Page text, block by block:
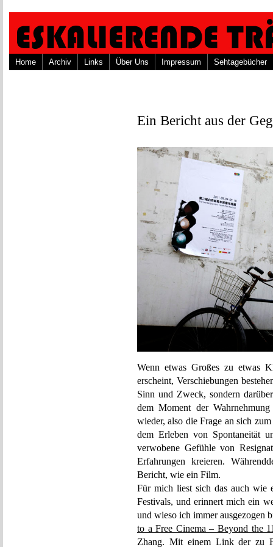
Home Archiv Links Über Uns Impressum Sehtagebücher
Ein Bericht aus der
Wenn etwas Großes zu etwas
erscheint, Verschiebungen
Sinn und Zweck, sondern
dem Moment der
wieder, also die Frage an sich
dem Erleben von Spontaneität
verwobene Gefühle von
Erfahrungen kreieren.
Bericht, wie ein Film.
Für mich liest sich das auch wie
Festivals, und erinnert mich ein
und wieso ich immer ausgezogen
to a Free Cinema – Beyond the
Zhang. Mit einem Link der zu